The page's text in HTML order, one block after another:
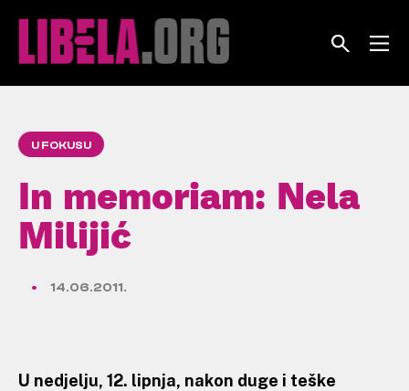
U FOKUSU
In memoriam: Nela
Milijić
14.06.2011.
U nedjelju, 12. lipnja, nakon duge i teške